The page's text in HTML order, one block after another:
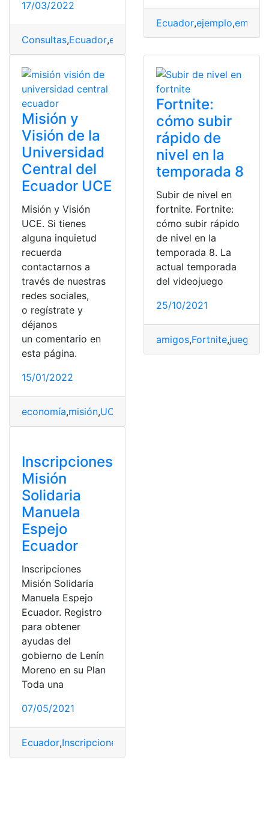
17/03/2022
Consultas,Ecuador,empresa,misión,top2
Ecuador,ejemplo,
Misión y
Visión de la
Universidad
Central del
Ecuador UCE
Misión y Visión
UCE. Si tienes
alguna inquietud
recuerda
contactarnos a
través de nuestras
redes sociales,
o regístrate y
déjanos
un comentario en
esta página.
15/01/2022
economía,misión,UCE
Fortnite:
cómo subir
rápido de
nivel en la
temporada 8
Subir de nivel en
fortnite. Fortnite:
cómo subir rápido
de nivel en la
temporada 8. La
actual temporada
del videojuego
25/10/2021
amigos,Fortnite,juegos
Inscripciones
Misión
Solidaria
Manuela
Espejo
Ecuador
Inscripciones
Misión Solidaria
Manuela Espejo
Ecuador. Registro
para obtener
ayudas del
gobierno de Lenín
Moreno en su Plan
Toda una
07/05/2021
Ecuador,Inscripciones